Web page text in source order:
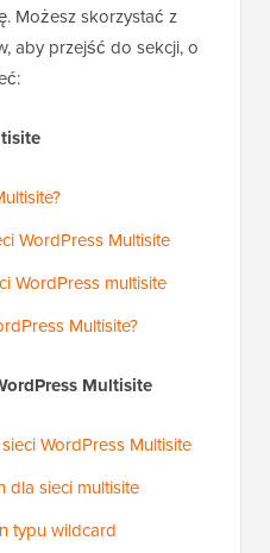
Możesz skorzystać z
aby przejść do sekcji, o
WordPress Multisite
WordPress multisite
Multisite?
Multisite
WordPress Multisite
dla sieci multisite
typu wildcard